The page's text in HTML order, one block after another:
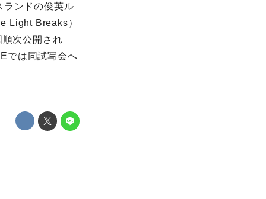
ランドの俊英ル
Light Breaks）
次公開され
では同試写会へ